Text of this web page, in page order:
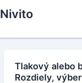
to
Nivito
Tlakový alebo
Rozdiely,